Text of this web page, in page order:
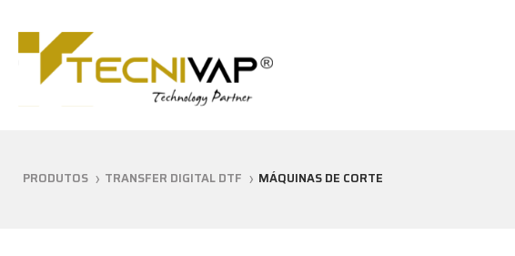
PRODUTOS TRANSFER DIGITAL DTF MÁQUINAS DE CORTE